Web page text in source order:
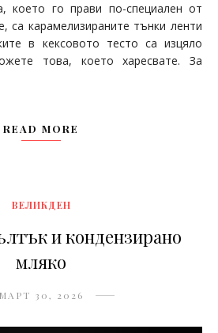
което го прави по-специален от
са карамелизираните тънки ленти
в кексовото тесто са изцяло
това, което харесвате. За
READ MORE
ВЕЛИКДЕН
и кондензирано
мляко
МАРТ 30, 2026